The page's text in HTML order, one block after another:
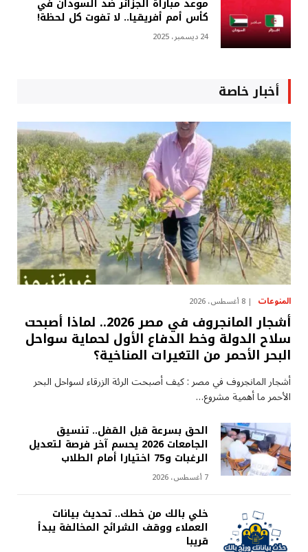
كأس أمم أفريقيا.. لا تفوت كل لحظة!
24 ديسمبر، 2025
أخبار خاصة
المنوعات 8 أغسطس، 2026
أشجار المانجروف في مصر 2026.. لماذا أصبحت
سلاح الدولة وخط الدفاع الأول لحماية سواحل
البحر الأحمر من التغيرات المناخية؟
أشجار المانجروف في مصر : كيف أصبحت الرئة الزرقاء لسواحل البحر
الأحمر ما أهمية مشروع…
الحق بسرعة قبل القفل.. تنسيق
الجامعات 2026 يحسم آخر فرصة لتعديل
الرغبات و75 اختيارا أمام الطلاب
7 أغسطس، 2026
خلي بالك من خطك.. تحديث بيانات
العملاء ووقف الشرائح المخالفة يبدأ
قريبا